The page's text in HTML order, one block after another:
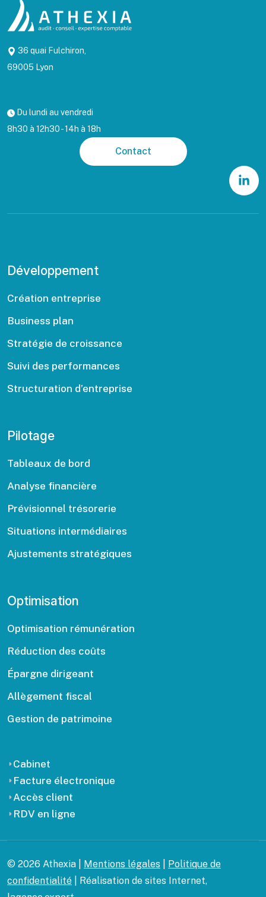
36 quai Fulchiron,
69005 Lyon
Du lundi au vendredi
8h30 à 12h30 - 14h à 18h
Contact
Développement
Création entreprise
Business plan
Stratégie de croissance
Suivi des performances
Structuration d’entreprise
Pilotage
Tableaux de bord
Analyse financière
Prévisionnel trésorerie
Situations intermédiaires
Ajustements stratégiques
Optimisation
Optimisation rémunération
Réduction des coûts
Épargne dirigeant
Allègement fiscal
Gestion de patrimoine
Cabinet
Facture électronique
Accès client
RDV en ligne
© 2026 Athexia | Mentions légales
Politique de
confidentialité | Réalisation de sites Internet,